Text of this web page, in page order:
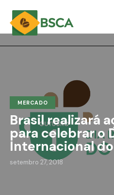
MERCADO
Brasil realizará
para celebrar o
Internacional
setembro 27, 2018